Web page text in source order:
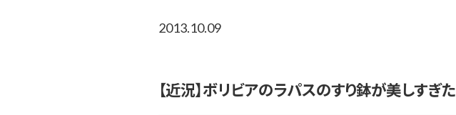
2013.10.09
【近況】ボリビアのラパスのすり鉢が美しすぎた